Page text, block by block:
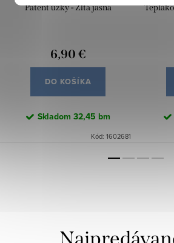
Patent úzky - Žltá jasná
6,90 €
DO KOŠÍKA
Skladom 32,45 bm
Kód: 1602681